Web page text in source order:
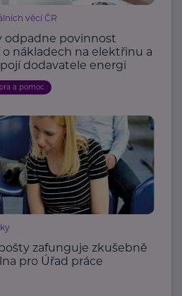
věcí ČR
odpadne povinnost
nákladech na elektřinu a
dodavatele energi
a pomoc
zafunguje zkušebně
pro Úřad práce